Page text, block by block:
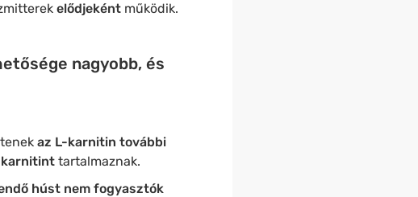
elődjeként működik.
nagyobb, és
az L-karnitin további
tartalmaznak.
húst nem fogyasztók